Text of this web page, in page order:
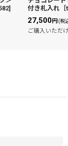
]
付き札入れ［
27,500円 (税
ご購入いただ